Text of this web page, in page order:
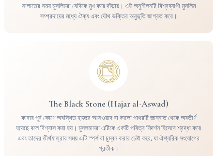
সালাতের সময় মুসলিমরা যেদিকে মুখ করে দাঁড়ায়। এই অনুশীলনটি বিশ্বব্যাপী মুসলিম
সম্প্রদায়ের মধ্যে ঐক্য এবং যৌথ ভক্তির অনুভূতি জাগ্রত করে।
The Black Stone (Hajar al-Aswad)
কাবার পূর্ব কোণে অবস্থিত হাজরে আসওয়াদ বা কালো পাথরটি জান্নাত থেকে অবতীর্ণ
হয়েছে বলে বিশ্বাস করা হয়। মুসলমানরা এটিকে একটি পবিত্র নিদর্শন হিসেবে শ্রদ্ধা করে
এবং তাদের তীর্থযাত্রার সময় এটি স্পর্শ বা চুম্বন করার চেষ্টা করে, যা ঐশ্বরিক সংযোগের
প্রতীক।